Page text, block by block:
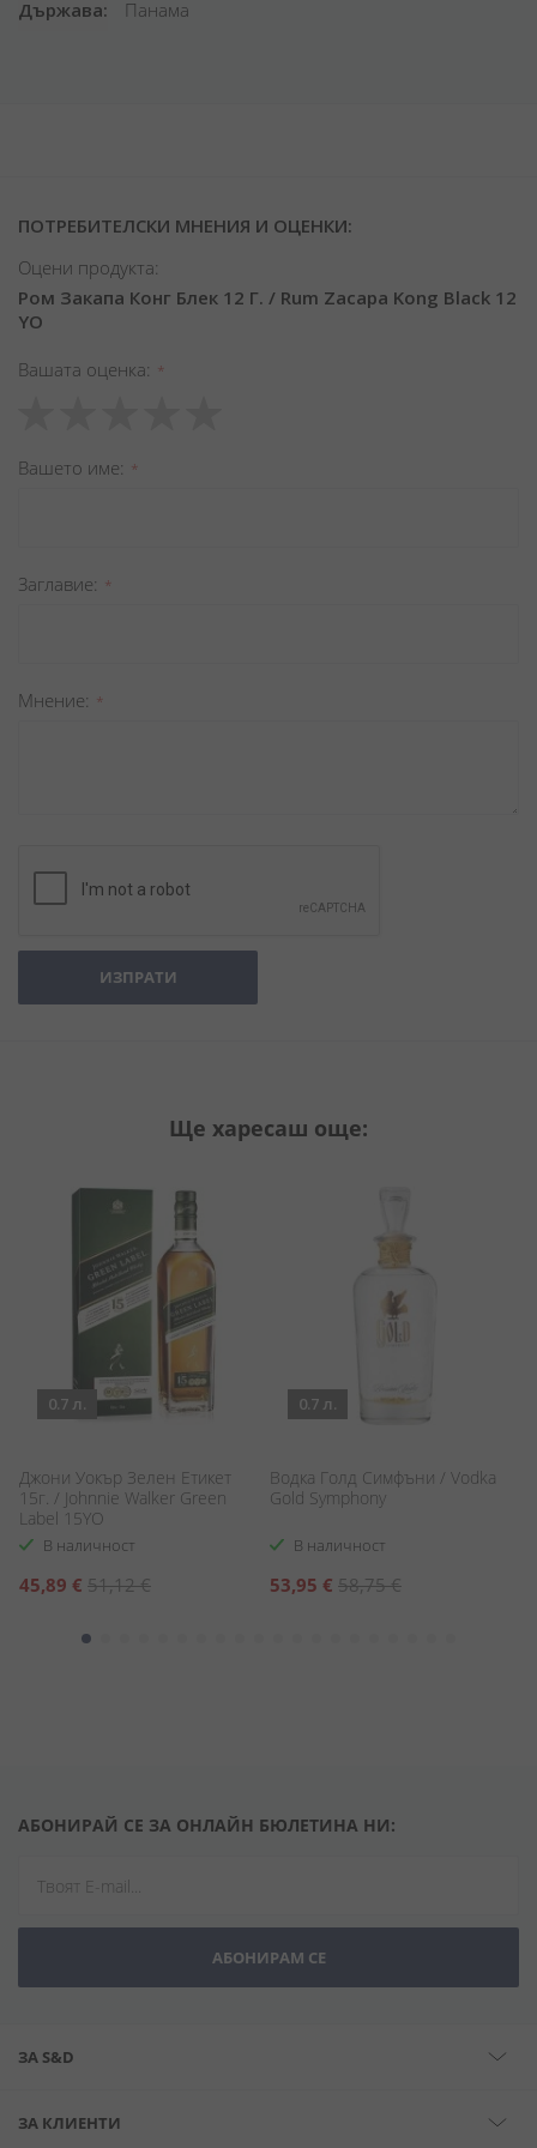
Държава Панама
ПОТРЕБИТЕЛСКИ МНЕНИЯ И ОЦЕНКИ:
Оцени продукта:
Ром Закапа Конг Блек 12 Г. / Rum Zacapa Kong Black 12
YO
Вашата оценка
star
stars
stars
stars
stars
Вашето име
Заглавиe
Мнение
ИЗПРАТИ
Ще харесаш още:
0.7 л.
Джони Уокър Зелен Етикет
15г. / Johnnie Walker Green
Label 15YO
В наличност
Специална
45,89 € 51,12 €
0.7 л.
Водка Голд Симфъни / Vodka
Gold Symphony
В наличност
Специална
53,95 € 58,75 €
АБОНИРАЙ СЕ ЗА ОНЛАЙН БЮЛЕТИНА НИ:
АБОНИРАМ СЕ
ЗА S&D
ЗА КЛИЕНТИ